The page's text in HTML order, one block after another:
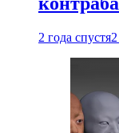
2 года спустя